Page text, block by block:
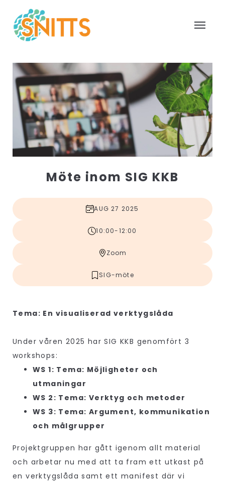
Möte inom SIG KKB
AUG 27 2025
10:00-12:00
Zoom
SIG-möte
Tema: En visualiserad verktygslåda
Under våren 2025 har SIG KKB genomfört 3
workshops:
WS 1: Tema: Möjligheter och
utmaningar
WS 2: Tema: Verktyg och metoder
WS 3: Tema: Argument, kommunikation
och målgrupper
Projektgruppen har gått igenom allt material
och arbetar nu med att ta fram ett utkast på
en verktygslåda samt ett manifest där vi